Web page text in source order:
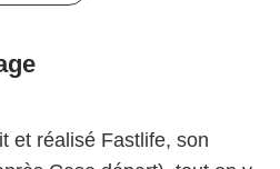
et réalisé Fastlife, son